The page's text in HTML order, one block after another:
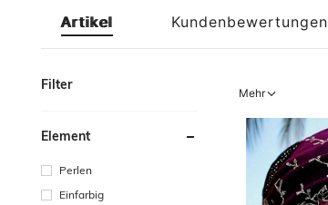
Artikel Kundenbewertungen
Filter
Element
Perlen
Einfarbig
Mehr